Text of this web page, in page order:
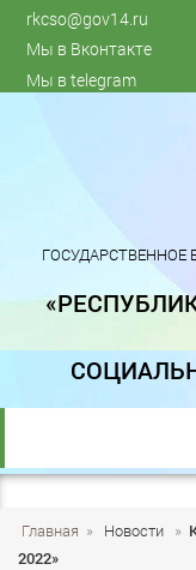
rkcso@gov14.ru
Мы в Вконтакте
Мы в telegram
Главная » Новости »
2022»